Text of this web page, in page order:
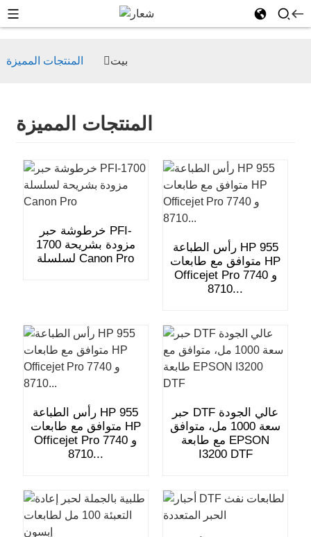
بيت المنتجات المميزة
المنتجات المميزة
خرطوشة حبر PFI-
1700 مزودة بشريحة
لسلسلة Canon Pro
رأس الطباعة HP 955
متوافق مع طابعات HP
Officejet Pro 7740 و
8710...
رأس الطباعة HP 955
متوافق مع طابعات HP
Officejet Pro 7740 و
8710...
حبر DTF عالي الجودة
سعة 1000 مل، متوافق
مع طابعة EPSON
I3200 DTF